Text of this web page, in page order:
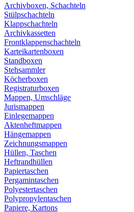
Archivboxen, Schachteln
Stülpschachteln
Klappschachteln
Archivkassetten
Frontklappenschachteln
Karteikartenboxen
Standboxen
Stehsammler
Köcherboxen
Registraturboxen
Mappen, Umschläge
Jurismappen
Einlegemappen
Aktenheftmappen
Hängemappen
Zeichnungsmappen
Hüllen, Taschen
Heftrandhüllen
Papiertaschen
Pergamintaschen
Polyestertaschen
Polypropylentaschen
Papiere, Kartons